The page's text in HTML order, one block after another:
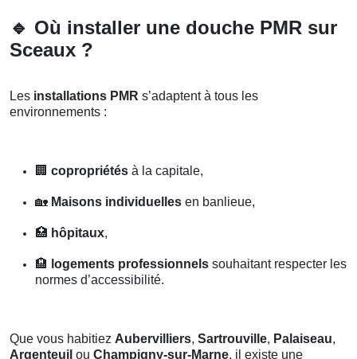
🔹 Où installer une douche PMR sur
Sceaux ?
Les installations PMR s’adaptent à tous les
environnements :
🏢 copropriétés à la capitale,
🏡 Maisons individuelles en banlieue,
🏥 hôpitaux,
🏨 logements professionnels souhaitant respecter les
normes d’accessibilité.
Que vous habitiez Aubervilliers, Sartrouville, Palaiseau,
Argenteuil ou Champigny-sur-Marne, il existe une